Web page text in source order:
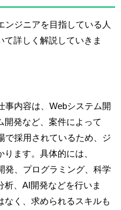
ンジニアを目指している人
て詳しく解説していきま
事内容は、Webシステム開
開発など、案件によって
で採用されているため、ジ
ます。具体的には、
発、プログラミング、科学
、AI開発などを行いま
く、求められるスキルも